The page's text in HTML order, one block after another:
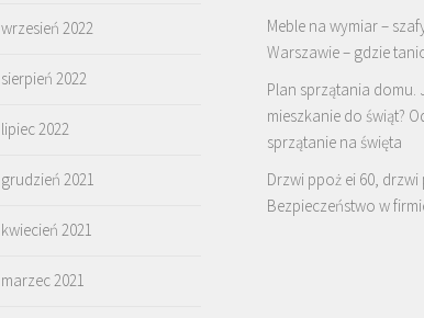
Meble na wymiar –
Warszawie – gdzie
Plan sprzątania
mieszkanie do świąt?
sprzątanie na święta
Drzwi ppoż ei 60, drzwi
Bezpieczeństwo w
wrzesień 2022
sierpień 2022
lipiec 2022
grudzień 2021
kwiecień 2021
marzec 2021